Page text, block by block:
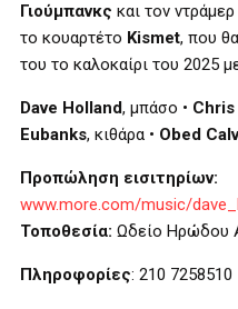
Γιούμπανκς και τον ντράμερ
το κουαρτέτο Kismet, που
του το καλοκαίρι του 2025
Dave Holland, μπάσο •
Eubanks, κιθάρα • Obed
Προπώληση εισιτηρίων:
www.more.com/music/
Τοποθεσία: Ωδείο Ηρώδου
Πληροφορίες: 210 7258510